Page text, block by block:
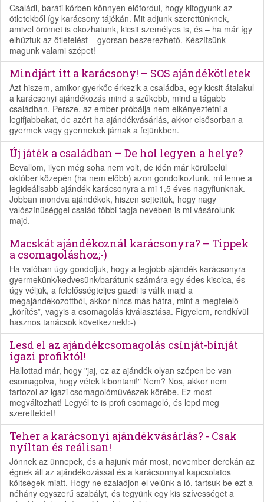
Családi, baráti körben könnyen előfordul, hogy kifogyunk az
ötletekből így karácsony tájékán. Mit adjunk szerettünknek,
amivel örömet is okozhatunk, kicsit személyes is, és – ha már így
elhúztuk az ötletelést – gyorsan beszerezhető. Készítsünk
magunk valami szépet!
Mindjárt itt a karácsony! – SOS ajándékötletek
Azt hiszem, amikor gyerkőc érkezik a családba, egy kicsit átalakul
a karácsonyi ajándékozás mind a szűkebb, mind a tágabb
családban. Persze, az ember próbálja nem elkényeztetni a
legifjabbakat, de azért ha ajándékvásárlás, akkor elsősorban a
gyermek vagy gyermekek járnak a fejünkben.
Új játék a családban – De hol legyen a helye?
Bevallom, ilyen még soha nem volt, de idén már körülbelül
október közepén (ha nem előbb) azon gondolkoztunk, mi lenne a
legideálisabb ajándék karácsonyra a mi 1,5 éves nagyfiunknak.
Jobban mondva ajándékok, hiszen sejtettük, hogy nagy
valószínűséggel család többi tagja nevében is mi vásárolunk
majd.
Macskát ajándékoznál karácsonyra? – Tippek
a csomagoláshoz;-)
Ha valóban úgy gondoljuk, hogy a legjobb ajándék karácsonyra
gyermekünk/kedvesünk/barátunk számára egy édes kiscica, és
úgy véljük, a felelősségteljes gazdi is válik majd a
megajándékozottból, akkor nincs más hátra, mint a megfelelő
„körítés”, vagyis a csomagolás kiválasztása. Figyelem, rendkívül
hasznos tanácsok következnek!:-)
Lesd el az ajándékcsomagolás csínját-bínját
igazi profiktól!
Hallottad már, hogy "jaj, ez az ajándék olyan szépen be van
csomagolva, hogy vétek kibontani!" Nem? Nos, akkor nem
tartozol az igazi csomagolóművészek körébe. Ez most
megváltozhat! Legyél te is profi csomagoló, és lepd meg
szeretteidet!
Teher a karácsonyi ajándékvásárlás? - Csak
nyíltan és reálisan!
Jönnek az ünnepek, és a hajunk már most, november derekán az
égnek áll az ajándékozással és a karácsonnyal kapcsolatos
költségek miatt. Hogy ne szaladjon el velünk a ló, tartsuk be ezt a
néhány egyszerű szabályt, és tegyünk egy kis szívességet a